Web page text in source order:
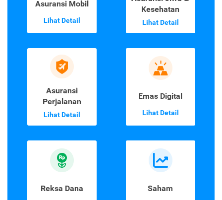
Asuransi Mobil
Lihat Detail
Kesehatan
Lihat Detail
Asuransi
Perjalanan
Lihat Detail
Emas Digital
Lihat Detail
Reksa Dana Saham